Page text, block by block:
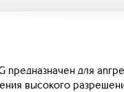
для
высокого